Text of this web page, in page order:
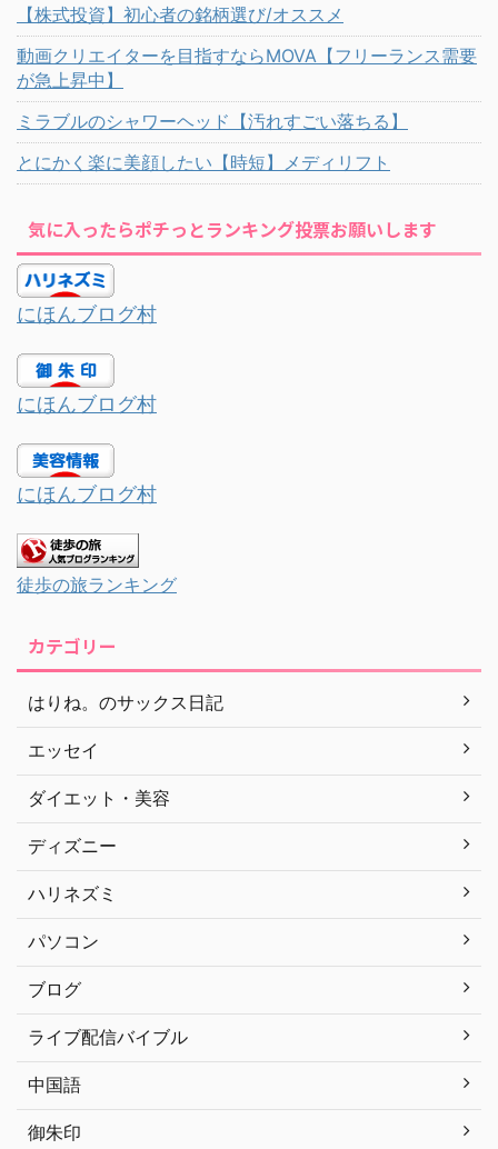
【株式投資】初心者の銘柄選び/オススメ
動画クリエイターを目指すならMOVA【フリーランス需要
が急上昇中】
ミラブルのシャワーヘッド【汚れすごい落ちる】
とにかく楽に美顔したい【時短】メディリフト
気に入ったらポチっとランキング投票お願いします
にほんブログ村
にほんブログ村
にほんブログ村
徒歩の旅ランキング
カテゴリー
はりね。のサックス日記
エッセイ
ダイエット・美容
ディズニー
ハリネズミ
パソコン
ブログ
ライブ配信バイブル
中国語
御朱印